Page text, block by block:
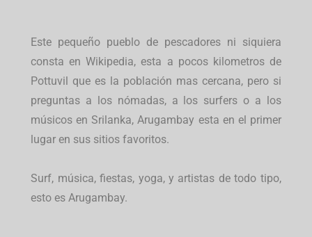
Este pequeño pueblo de pescadores ni siquiera
consta en Wikipedia, esta a pocos kilometros de
Pottuvil que es la población mas cercana, pero si
preguntas a los nómadas, a los surfers o a los
músicos en Srilanka, Arugambay esta en el primer
lugar en sus sitios favoritos.
Surf, música, fiestas, yoga, y artistas de todo tipo,
esto es Arugambay.